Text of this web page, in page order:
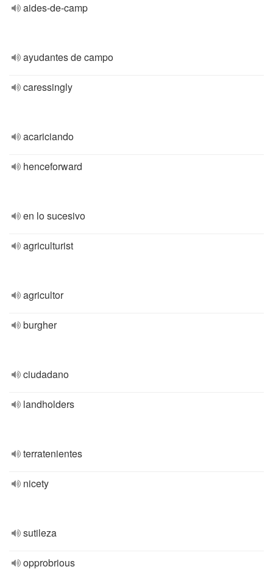
aides-de-camp
ayudantes de campo
caressingly
acariciando
henceforward
en lo sucesivo
agriculturist
agricultor
burgher
ciudadano
landholders
terratenientes
nicety
sutileza
opprobrious